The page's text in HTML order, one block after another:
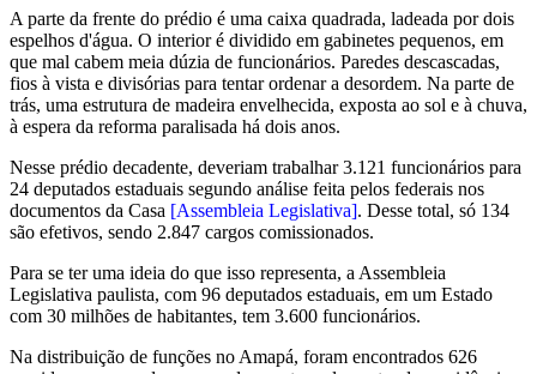
A parte da frente do prédio é uma caixa quadrada, ladeada por dois
espelhos d'água. O interior é dividido em gabinetes pequenos, em
que mal cabem meia dúzia de funcionários. Paredes descascadas,
fios à vista e divisórias para tentar ordenar a desordem. Na parte de
trás, uma estrutura de madeira envelhecida, exposta ao sol e à chuva,
à espera da reforma paralisada há dois anos.
Nesse prédio decadente, deveriam trabalhar 3.121 funcionários para
24 deputados estaduais segundo análise feita pelos federais nos
documentos da Casa [Assembleia Legislativa]. Desse total, só 134
são efetivos, sendo 2.847 cargos comissionados.
Para se ter uma ideia do que isso representa, a Assembleia
Legislativa paulista, com 96 deputados estaduais, em um Estado
com 30 milhões de habitantes, tem 3.600 funcionários.
Na distribuição de funções no Amapá, foram encontrados 626